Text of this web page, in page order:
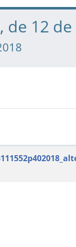
de 12